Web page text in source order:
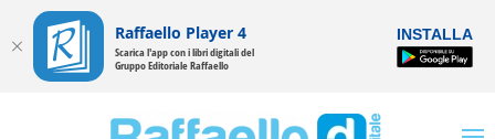
Raffaello Player 4
Scarica l'app con i libri digitali del
Gruppo Editoriale Raffaello
INSTALLA